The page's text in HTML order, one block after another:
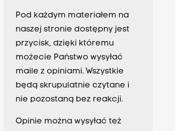
Pod każdym materiałem na
naszej stronie dostępny jest
przycisk, dzięki któremu
możecie Państwo wysyłać
maile z opiniami. Wszystkie
będą skrupulatnie czytane i
nie pozostaną bez reakcji.
Opinie można wysyłać też